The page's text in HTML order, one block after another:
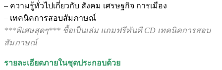
– ความรู้ทั่วไปเกี่ยวกับ สังคม เศรษฐกิจ การเมือง
– เทคนิคการสอบสัมภาษณ์
***พิเศษสุดๆ*** ชื้อเป็นเล่ม แถมฟรีทันที CD เทคนิคการสอบ
สัมภาษณ์
รายละเอียดภายในชุดประกอบด้วย